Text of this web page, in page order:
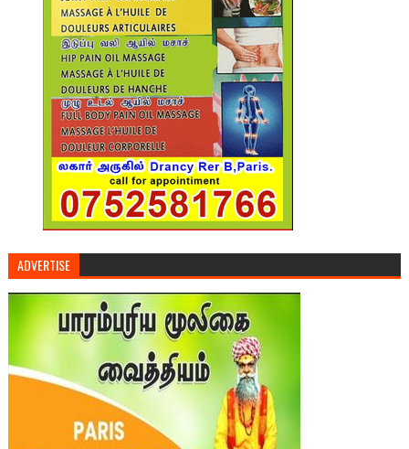
ADVERTISE